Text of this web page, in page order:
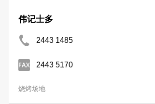
伟记士多
2443 1485
2443 5170
烧烤场地